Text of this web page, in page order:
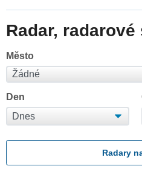
Radar,
Město
Den
Radary